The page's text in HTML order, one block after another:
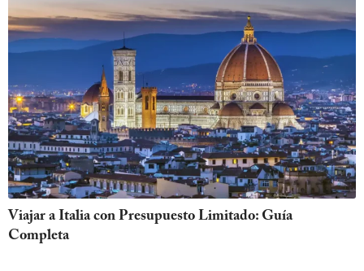
Viajar a Italia con Presupuesto Limitado: Guía
Completa